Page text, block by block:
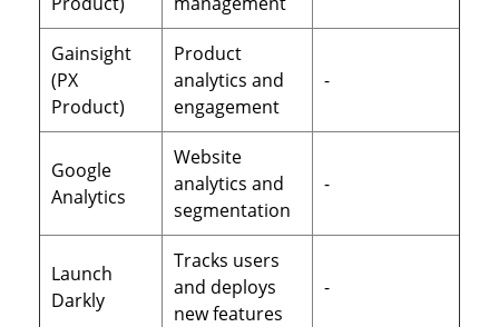
Gainsight
(PX
Product)
Product
analytics and
engagement
-
Google
Analytics
Website
analytics and
segmentation
-
Launch
Darkly
Tracks users
and deploys
new features
-